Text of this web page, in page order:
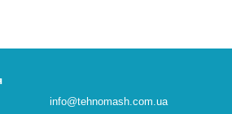
info@tehnomash.com.ua